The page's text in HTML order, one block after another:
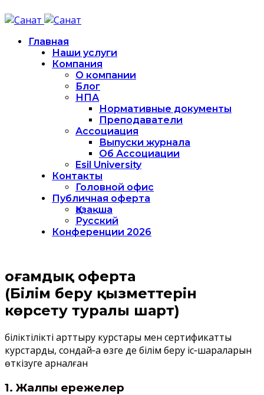
Главная
Наши услуги
Компания
О компании
Блог
НПА
Нормативные документы
Преподаватели
Ассоциация
Выпуски журнала
Об Ассоциации
Esil University
Контакты
Головной офис
Публичная оферта
Қазақша
Русский
Конференции 2026
Қоғамдық оферта
(Білім беру қызметтерін
көрсету туралы шарт)
біліктілікті арттыру курстары мен сертификаттық
курстарды, сондай‑ақ өзге де білім беру іс‑шараларын
өткізуге арналған
1. Жалпы ережелер